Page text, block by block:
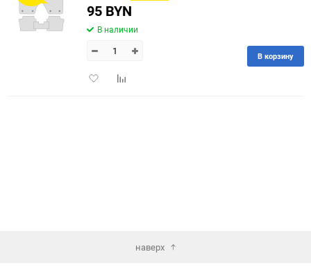
150
95 BYN
В наличии
ДобавитьДобавить
В корзину
наверх